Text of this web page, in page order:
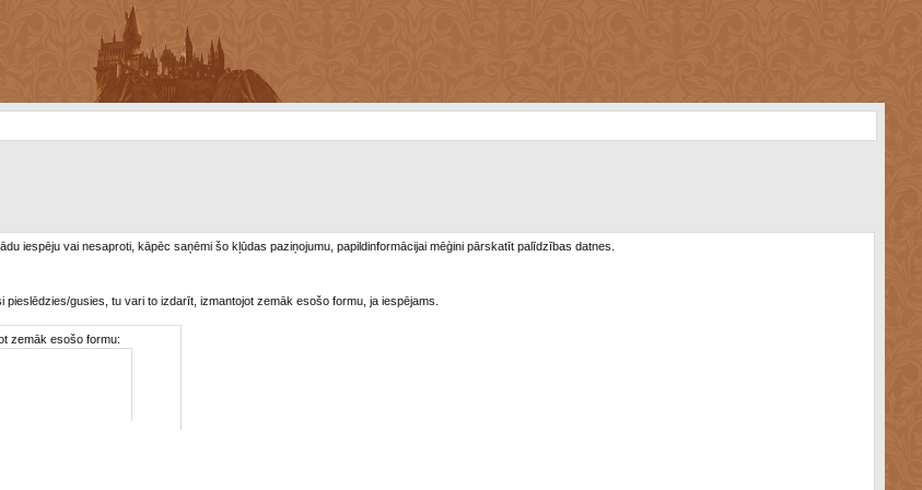
iespēju vai nesaproti, kāpēc saņēmi šo kļūdas paziņojumu, papildinformācijai mēģini pārskatīt palīdzības datnes.
gusies, tu vari to izdarīt, izmantojot zemāk esošo formu, ja iespējams.
zemāk esošo formu: